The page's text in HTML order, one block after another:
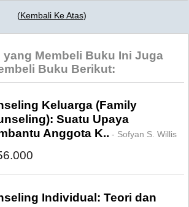
(Kembali Ke Atas)
yang Membeli Buku Ini Juga
Buku Berikut:
Keluarga (Family
Suatu Upaya
Anggota K.. - Sofyan S. Willis
Individual: Teori dan